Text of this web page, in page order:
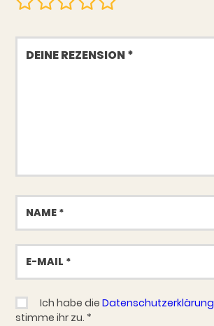
Deine
Rezension
Name
E-
Mail
Ich habe dieDatenschutzerklärung
stimme ihr zu. *